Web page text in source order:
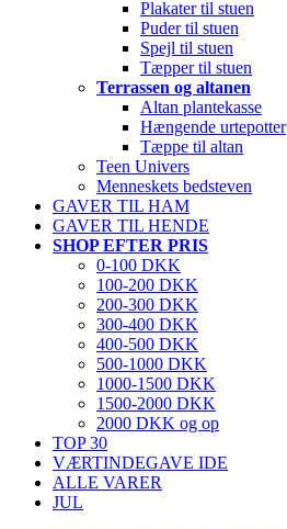
Plakater til stuen
Puder til stuen
Spejl til stuen
Tæpper til stuen
Terrassen og altanen
Altan plantekasse
Hængende urtepotter
Tæppe til altan
Teen Univers
Menneskets bedsteven
GAVER TIL HAM
GAVER TIL HENDE
SHOP EFTER PRIS
0-100 DKK
100-200 DKK
200-300 DKK
300-400 DKK
400-500 DKK
500-1000 DKK
1000-1500 DKK
1500-2000 DKK
2000 DKK og op
TOP 30
VÆRTINDEGAVE IDE
ALLE VARER
JUL